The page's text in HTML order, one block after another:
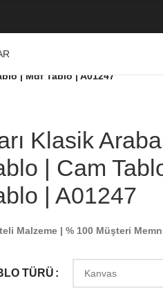
| Mdf Tablo | A01247
Klasik
| Cam
| A01247
Malzeme | % 100 Müşteri
TÜRÜ